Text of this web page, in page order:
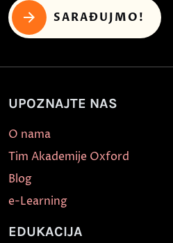
SARAĐUJMO!
UPOZNAJTE NAS
O nama
Tim Akademije Oxford
Blog
e-Learning
EDUKACIJA